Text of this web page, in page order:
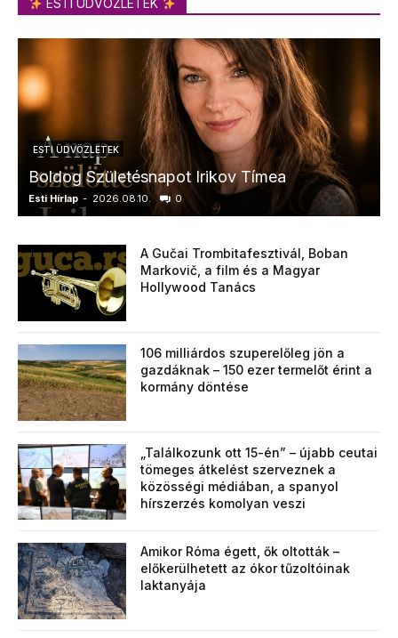
ESTI ÜDVÖZLETEK
ESTI ÜDVÖZLETEK
Boldog Születésnapot Irikov Tímea
Esti Hírlap - 2026.08.10. 0
A Gučai Trombitafesztivál, Boban
Markovič, a film és a Magyar
Hollywood Tanács
106 milliárdos szuperelőleg jön a
gazdáknak – 150 ezer termelőt érint a
kormány döntése
„Találkozunk ott 15-én” – újabb ceutai
tömeges átkelést szerveznek a
közösségi médiában, a spanyol
hírszerzés komolyan veszi
Amikor Róma égett, ők oltották –
előkerülhetett az ókor tűzoltóinak
laktanyája